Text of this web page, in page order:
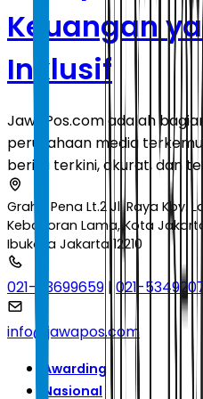
Keuangan
Inklusif
JawaPos.com adalah
perusahaan media
berita terkini, akurat, dan
Graha Pena Lt.2 Jl. Raya Kby.
Kebayoran Lama, Kota
Ibukota Jakarta 12210
021-53699659 | 021-
info@jawapos.com
Awarding
Nasional